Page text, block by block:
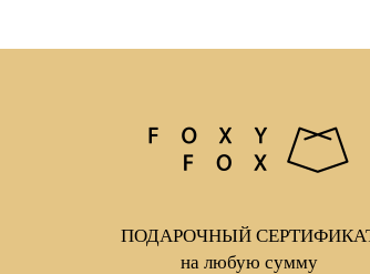
- при стирке
- ручная
ПОДАРОЧНЫЙ
на любую сумму